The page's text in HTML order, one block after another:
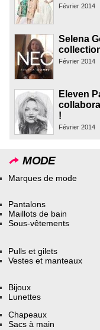
Février 2014
Selena
Février 2014
Eleven
!
Février 2014
MODE
Marques de mode
Pantalons
Maillots de bain
Sous-vêtements
Pulls et gilets
Vestes et manteaux
Bijoux
Lunettes
Chapeaux
Sacs à main